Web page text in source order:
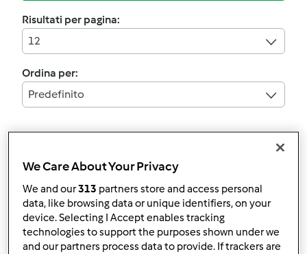
Risultati per pagina:
12
Ordina per:
Predefinito
I filtri:
Annulla
bevanda di ananas
We Care About Your Privacy
We and our313 partners store and access personal
data, like browsing data or unique identifiers, on your
device. Selecting I Accept enables tracking
technologies to support the purposes shown under we
and our partners process data to provide. If trackers are